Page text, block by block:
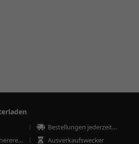
Bestellungen jederzeit nachverfolgen
Schnellere & sicherere Bestellungen
Ausverkaufswecker